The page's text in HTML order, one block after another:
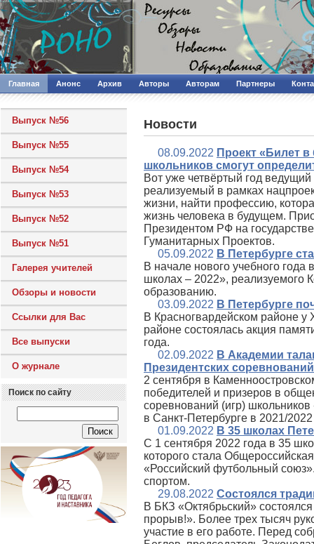
Главная Анонс Архив Авторы Авторам Партнеры
Выпуск №56
Выпуск №55
Выпуск №54
Выпуск №53
Выпуск №52
Выпуск №51
Галерея учителей
Обзоры и новости
Ссылки для Вас
Все выпуски
О журнале
Поиск по сайту
Новости
08.09.2022 Проект «Билет
школьников смогут
Вот уже четвёртый год
реализуемый в рамках
жизни, найти профессию,
жизнь человека в будущем.
Президентом РФ на
Гуманитарных Проектов.
05.09.2022 В Петербурге
В начале нового учебного года
школах – 2022», реализуемого
образованию.
03.09.2022 В Петербурге
В Красногвардейском районе
районе состоялась акция
года.
02.09.2022 В Академии
Президентских соревнований
2 сентября в
победителей и призеров в
соревнований (игр)
в Санкт‑Петербурге в 2021/
01.09.2022 В 35 школах
С 1 сентября 2022 года в 35
которого стала
«Российский футбольный
спортом.
29.08.2022 Состоялся
В БКЗ «Октябрьский»
прорыв!». Более трех тысяч
участие в его работе. Перед